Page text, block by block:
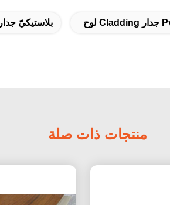
بلاستيكيّ جدار Cladding,pvc جدار Cladding صفح
منتجات ذات صلة